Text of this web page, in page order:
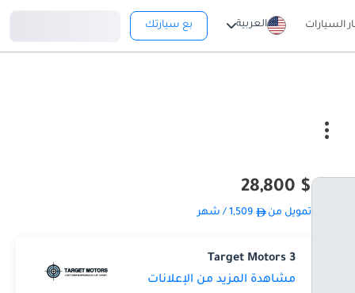
السيارات العربية بع سيارتك
$ 28,800
تمويل من 1,509 / شهر
Target Motors 3
مشاهدة المزيد من الإعلانات